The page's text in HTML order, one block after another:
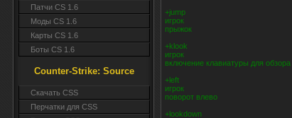
Патчи CS 1.6
Моды CS 1.6
Карты CS 1.6
Боты CS 1.6
Counter-Strike: Source
Cкачать CSS
Перчатки для CSS
+jump
игрок
прыжок
+klook
игрок
включение клавиатуры для обзора
+left
игрок
поворот влево
+lookdown